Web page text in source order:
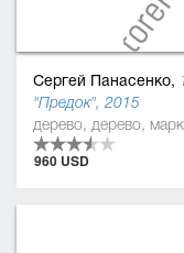
Сергей Панасенко,
"Предок", 2015
дерево, дерево,
960 USD